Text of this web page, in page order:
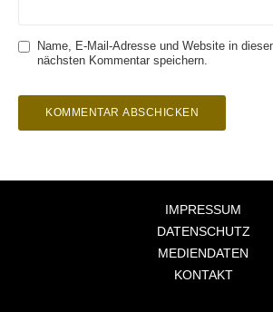
Name, E-Mail-Adresse und Website in
nächsten Kommentar speichern.
IMPRESSUM
DATENSCHUTZ
MEDIENDATEN
KONTAKT